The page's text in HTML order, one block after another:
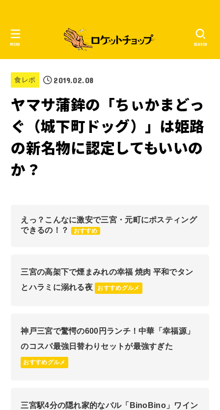
SEARCH
MENU
食レポ 2019.02.08
ヤマサ蒲鉾の「ちぃかまどっ
ぐ（城下町ドッグ）」は姫路
の新名物に認定してもいいの
か？
えっ？こんなに激安で三宮・元町にポスティング
できるの！？
おすすめ
三宮の高架下で煙まみれの幸福 焼肉 平和でタン
とハラミに溺れる夜
おすすめグルメ
神戸三宮で驚愕の600円ランチ！中華「幸福源」
のコスパ最強日替わりセットが最強すぎた
おすすめグルメ
三宮駅4分の隠れ家的なバル「BinoBino」ワイン